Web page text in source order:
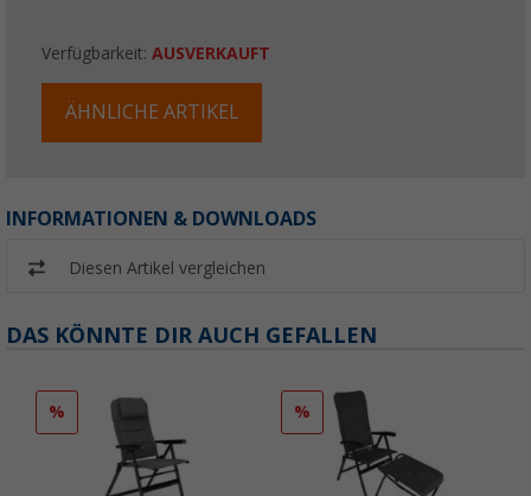
Verfügbarkeit: AUSVERKAUFT
ÄHNLICHE ARTIKEL
INFORMATIONEN & DOWNLOADS
Diesen Artikel vergleichen
DAS KÖNNTE DIR AUCH GEFALLEN
% %